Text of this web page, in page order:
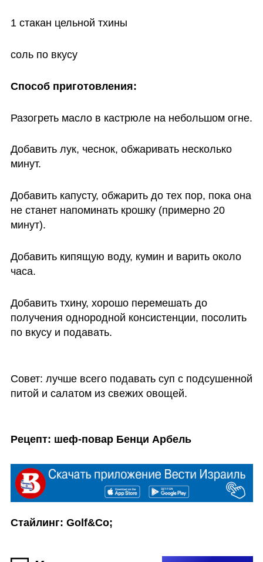
1 стакан цельной тхины
соль по вкусу
Способ приготовления:
Разогреть масло в кастрюле на небольшом огне.
Добавить лук, чеснок, обжаривать несколько
минут.
Добавить капусту, обжарить до тех пор, пока она
не станет напоминать крошку (примерно 20
минут).
Добавить кипящую воду, кумин и варить около
часа.
Добавить тхину, хорошо перемешать до
получения однородной консистенции, посолить
по вкусу и подавать.
Совет: лучше всего подавать суп с подсушенной
питой и салатом из свежих овощей.
Рецепт: шеф-повар Бенци Арбель
Стайлинг: Golf&Co;